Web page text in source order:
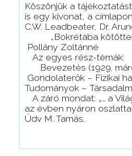
Köszönjük a
is egy kivonat, a
C.W. Leadbeater, Dr.
„Bokrétába kötöttem
Pollány Zoltánné
Az egyes rész-témák:
Bevezetés (1929.
Gondolaterők – Fizikai
Tudományok –
A záró mondat: „… a
az évben nyáron
Údv M. Tamás.